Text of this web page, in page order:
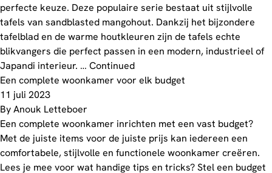
perfecte keuze. Deze populaire serie bestaat uit stijlvolle
tafels van sandblasted mangohout. Dankzij het bijzondere
tafelblad en de warme houtkleuren zijn de tafels echte
blikvangers die perfect passen in een modern, industrieel of
Japandi interieur. … Continued
Een complete woonkamer voor elk budget
11 juli 2023
ByAnouk Letteboer
Een complete woonkamer inrichten met een vast budget?
Met de juiste items voor de juiste prijs kan iedereen een
comfortabele, stijlvolle en functionele woonkamer creëren.
Lees je mee voor wat handige tips en tricks? Stel een budget